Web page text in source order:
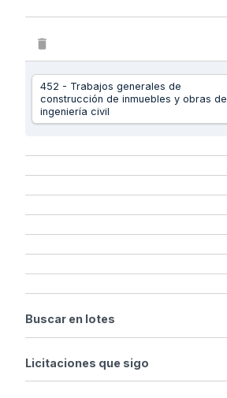
452 - Trabajos generales de
construcción de inmuebles y obras de
ingeniería civil
Buscar en lotes
Licitaciones que sigo